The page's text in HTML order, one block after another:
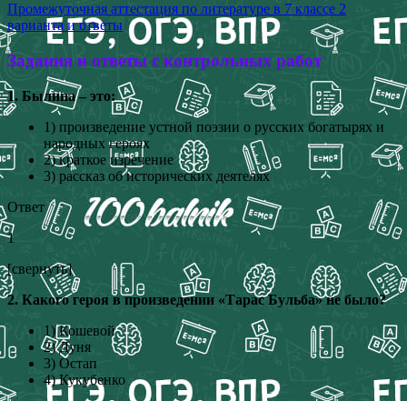
Промежуточная аттестация по литературе в 7 классе 2
варианта и ответы
Задания и ответы с контрольных работ
1. Былина – это:
1) произведение устной поэзии о русских богатырях и
народных героях
2) краткое изречение
3) рассказ об исторических деятелях
Ответ
1
[свернуть]
2. Какого героя в произведении «Тарас Бульба» не было?
1) Кошевой
2) Дуня
3) Остап
4) Кукубенко